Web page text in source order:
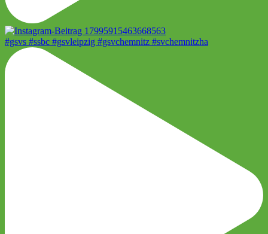
#gsvs #ssbc #gsvleipzig #gsvchemnitz #svchemnitzha